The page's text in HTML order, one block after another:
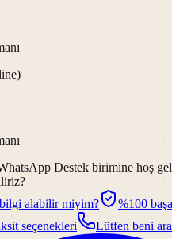
Destek birimine hoş
alabilir miyim?
%100
seçenekleri
Lütfen beni